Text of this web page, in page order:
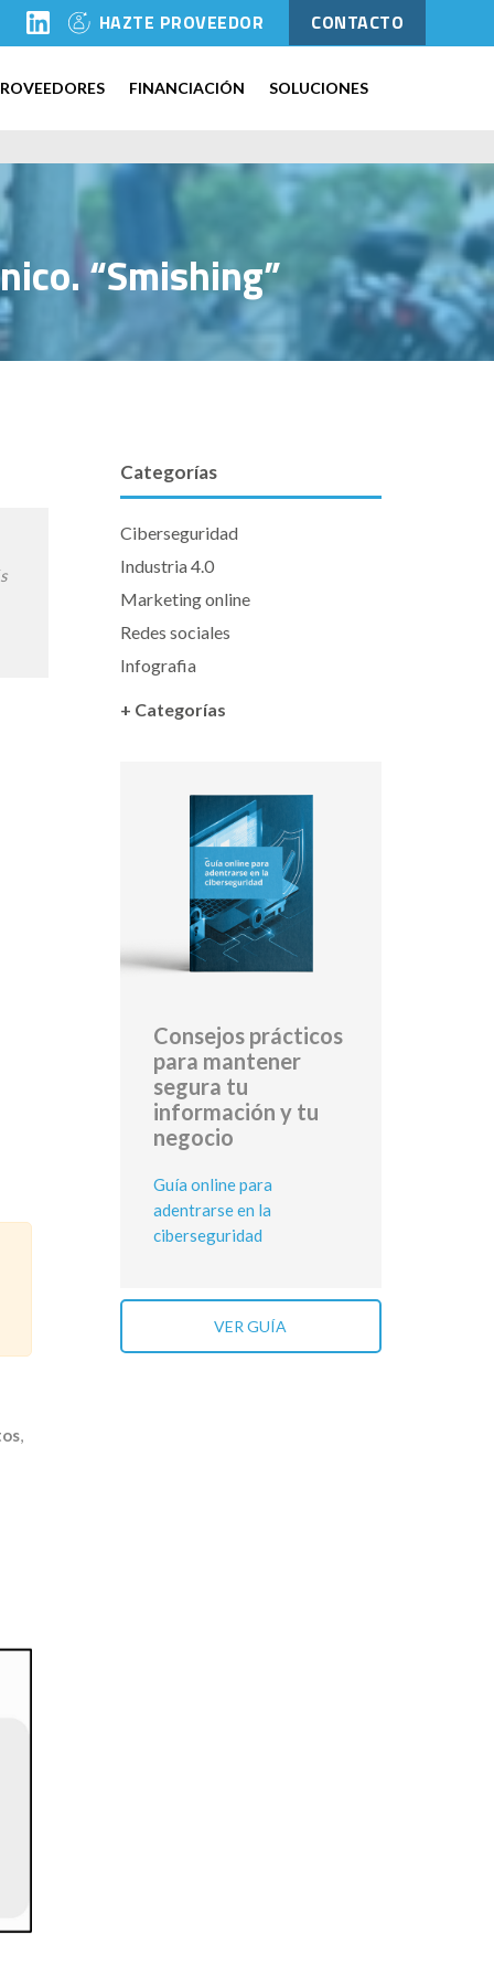
HAZTE PROVEEDOR CONTACTO
FINANCIACIÓN SOLUCIONES
“Smishing”
,
Categorías
Ciberseguridad
Industria 4.0
Marketing online
Redes sociales
Infografia
+ Categorías
Consejos prácticos
para mantener
segura tu
información y tu
negocio
Guía online para
adentrarse en la
ciberseguridad
VER GUÍA